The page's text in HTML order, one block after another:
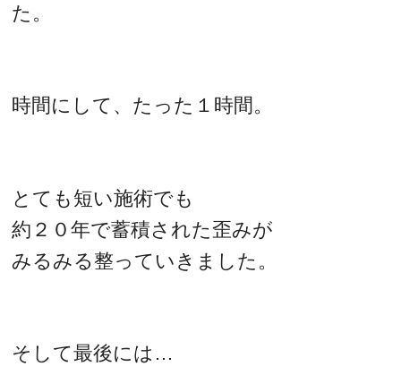
た。
時間にして、たった１時間。
とても短い施術でも
約２０年で蓄積された歪みが
みるみる整っていきました。
そして最後には…